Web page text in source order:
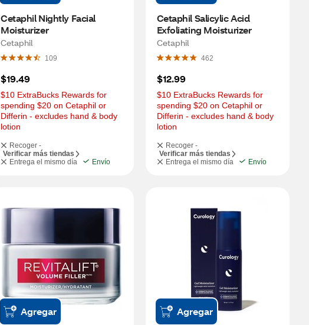
Cetaphil Nightly Facial
Moisturizer
Cetaphil
109
$19.49
$10 ExtraBucks Rewards for
spending $20 on Cetaphil or
Differin - excludes hand & body
lotion
Recoger -
Verificar más tiendas
Entrega el mismo día
Envío
Cetaphil Salicylic Acid
Exfoliating Moisturizer
Cetaphil
462
$12.99
$10 ExtraBucks Rewards for
spending $20 on Cetaphil or
Differin - excludes hand & body
lotion
Recoger -
Verificar más tiendas
Entrega el mismo día
Envío
Agregar Agregar